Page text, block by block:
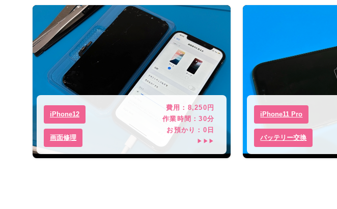
iPhone12
画面修理
費用： 8,250 円
作業時間：30分
お預かり： 0 日
▶▶▶
iPhone11 Pro
バッテリー交換